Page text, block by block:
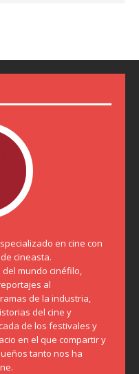
en cine con
cineasta.
mundo cinéfilo,
al
de la industria,
del cine y
de los festivales y
en el que compartir y
tanto nos ha